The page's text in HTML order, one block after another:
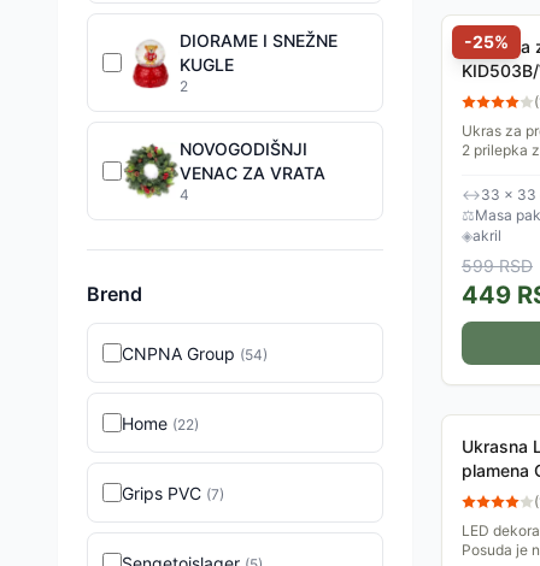
DIORAME I SNEŽNE
KUGLE
2
NOVOGODIŠNJI
VENAC ZA VRATA
4
Brend
CNPNA Group (54)
Home (22)
Grips PVC (7)
-25%
Svetleća
(
Ukras za
2 prilepka
↔33 × 33
⚖Masa
◈akril
599RSD
449
Ukrasna
plamena
(
LED
Posuda je